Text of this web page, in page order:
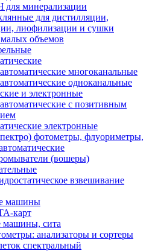
минерализации
для дистилляции,
лиофилизации и сушки
объемов
многоканальные
одноканальные
и электронные
с позитивным
электронные
фотометры, флуориметры,
(вошеры)
взвешивание
машины
карт
сита
анализаторы и сортеры
спектральный